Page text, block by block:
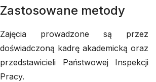
Zastosowane metody
Zajęcia prowadzone są przez
doświadczoną kadrę akademicką oraz
przedstawicieli Państwowej Inspekcji
Pracy.